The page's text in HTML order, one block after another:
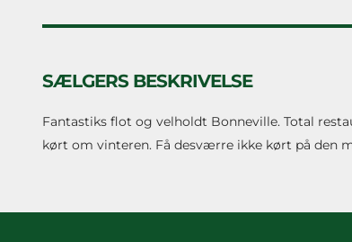
SÆLGERS BESKRIVELSE
Fantastiks flot og velholdt Bonneville. Total
kørt om vinteren. Få desværre ikke kørt på den